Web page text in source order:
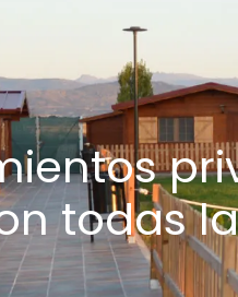
todas